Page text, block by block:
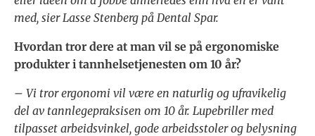
med, sier Lasse Stenberg på Dental Spar.
Hvordan tror dere at man vil se på ergonomiske
produkter i tannhelsetjenesten om 10 år?
– Vi tror ergonomi vil være en naturlig og ufravikelig
del av tannlegepraksisen om 10 år. Lupebriller med
tilpasset arbeidsvinkel, gode arbeidsstoler og belysning